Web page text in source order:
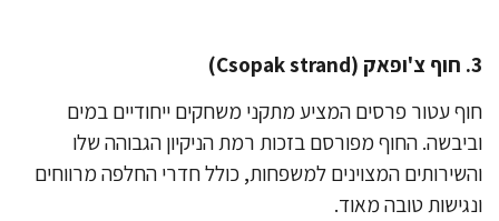
עטור פרסים המציע מתקני משחקים ייחודיים במים
החוף מפורסם בזכות רמת הניקיון הגבוהה שלו
המצוינים למשפחות, כולל חדרי החלפה מרווחים
טובה מאוד.